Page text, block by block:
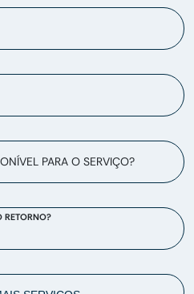
PARA O SERVIÇO?
RETORNO?